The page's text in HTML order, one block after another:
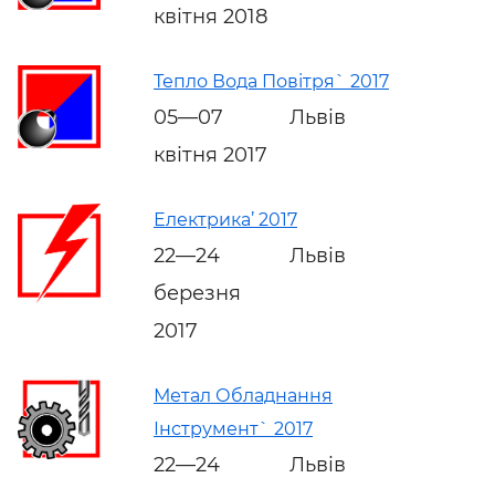
квітня 2018
Тепло Вода Повітря` 2017
05—07
квітня 2017
Львів
Електрика’ 2017
22—24
березня
2017
Львів
Метал Обладнання
Інструмент` 2017
22—24
Львів